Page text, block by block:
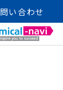
い合わせ